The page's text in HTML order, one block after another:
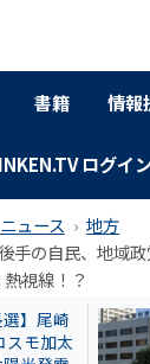
書籍 情報
ログイ
ニュース
地方
手の自民、地域
視線！？
なぜ千種
猫を現